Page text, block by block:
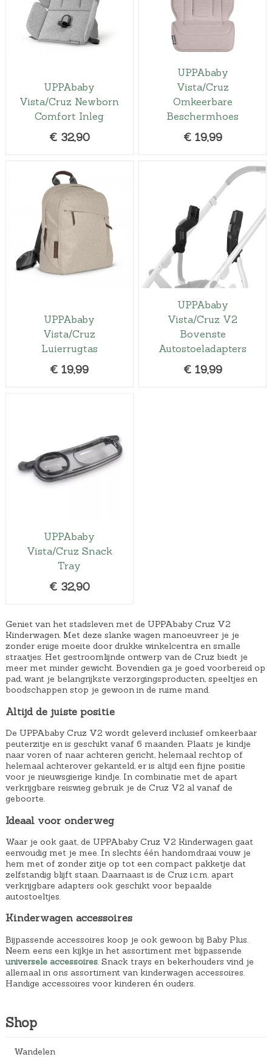
UPPAbaby
Vista/Cruz Newborn
Comfort Inleg
€ 32,90
UPPAbaby
Vista/Cruz
Omkeerbare
Beschermhoes
€ 19,99
UPPAbaby
Vista/Cruz
Luierrugtas
€ 19,99
UPPAbaby
Vista/Cruz V2
Bovenste
Autostoeladapters
€ 19,99
UPPAbaby
Vista/Cruz Snack
Tray
€ 32,90
Geniet van het stadsleven met de UPPAbaby Cruz V2
Kinderwagen. Met deze slanke wagen manoeuvreer je je
zonder enige moeite door drukke winkelcentra en smalle
straatjes. Het gestroomlijnde ontwerp van de Cruz biedt je
meer met minder gewicht. Bovendien ga je goed voorbereid op
pad, want je belangrijkste verzorgingsproducten, speeltjes en
boodschappen stop je gewoon in de ruime mand.
Altijd de juiste positie
De UPPAbaby Cruz V2 wordt geleverd inclusief omkeerbaar
peuterzitje en is geschikt vanaf 6 maanden. Plaats je kindje
naar voren of naar achteren gericht, helemaal rechtop of
helemaal achterover gekanteld, er is altijd een fijne positie
voor je nieuwsgierige kindje. In combinatie met de apart
verkrijgbare reiswieg gebruik je de Cruz V2 al vanaf de
geboorte.
Ideaal voor onderweg
Waar je ook gaat, de UPPAbaby Cruz V2 Kinderwagen gaat
eenvoudig met je mee. In slechts één handomdraai vouw je
hem met of zonder zitje op tot een compact pakketje dat
zelfstandig blijft staan. Daarnaast is de Cruz i.c.m. apart
verkrijgbare adapters ook geschikt voor bepaalde
autostoeltjes.
Kinderwagen accessoires
Bijpassende accessoires koop je ook gewoon bij Baby Plus.
Neem eens een kijkje in het assortiment met bijpassende
universele accessoires. Snack trays en bekerhouders vind je
allemaal in ons assortiment van kinderwagen accessoires.
Handige accessoires voor kinderen én ouders.
Shop
Wandelen